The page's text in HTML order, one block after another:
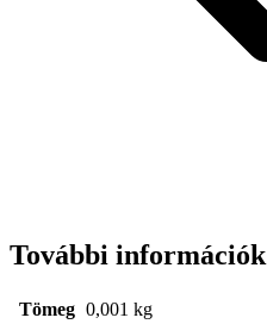
További információk
Tömeg 0,001 kg